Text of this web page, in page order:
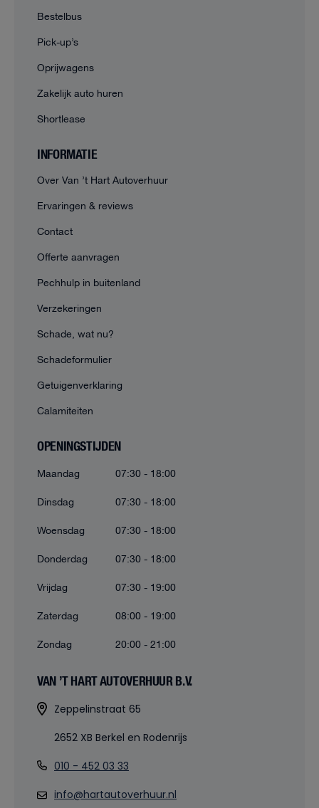
Bestelbus
Pick-up’s
Oprijwagens
Zakelijk auto huren
Shortlease
INFORMATIE
Over Van ’t Hart Autoverhuur
Ervaringen & reviews
Contact
Offerte aanvragen
Pechhulp in buitenland
Verzekeringen
Schade, wat nu?
Schadeformulier
Getuigenverklaring
Calamiteiten
OPENINGSTIJDEN
Maandag
07:30 - 18:00
Dinsdag
07:30 - 18:00
Woensdag
07:30 - 18:00
Donderdag
07:30 - 18:00
Vrijdag
07:30 - 19:00
Zaterdag
08:00 - 19:00
Zondag
20:00 - 21:00
VAN ’T HART AUTOVERHUUR B.V.
Zeppelinstraat 65
2652 XB Berkel en Rodenrijs
010 - 452 03 33
info@hartautoverhuur.nl